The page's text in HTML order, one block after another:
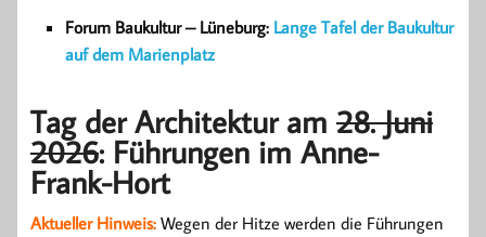
Forum Baukultur – Lüneburg: Lange Tafel der Baukultur
auf dem Marienplatz
Tag der Architektur am 28. Juni
2026: Führungen im Anne-
Frank-Hort
Aktueller Hinweis: Wegen der Hitze werden die Führungen